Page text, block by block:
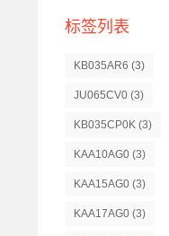
标签列表
KB035AR6 (3)
JU065CV0 (3)
KB035CP0K (3)
KAA10AG0 (3)
KAA15AG0 (3)
KAA17AG0 (3)